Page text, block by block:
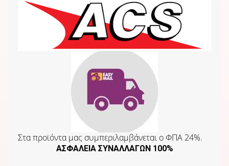
Στα προϊόντα μας συμπεριλαμβάνεται o ΦΠΑ 24%.
ΑΣΦΑΛΕΙΑ ΣΥΝΑΛΛΑΓΩΝ 100%